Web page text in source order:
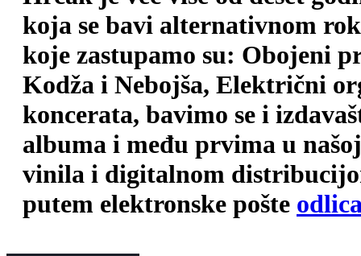
koja se bavi alternativnom
koje zastupamo su: Obojeni
Kodža i Nebojša, Električni
koncerata, bavimo se i
albuma i među prvima u
vinila i digitalnom
putem elektronske pošte